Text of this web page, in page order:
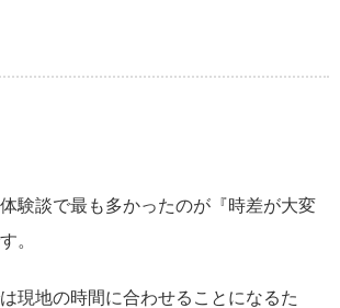
験談で最も多かったのが『時差が大変
。
現地の時間に合わせることになるた